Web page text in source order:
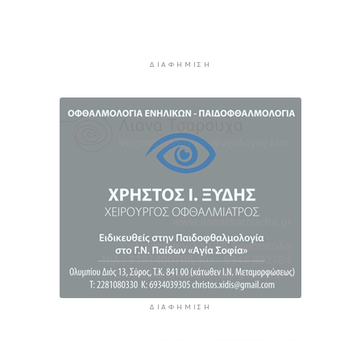
της 38χρονης Βρετανίδας στην Κυψέλη
6 ώρες 32 λεπτά πρίν
ΔΙΑΦΉΜΙΣΗ
ΔΙΑΦΉΜΙΣΗ